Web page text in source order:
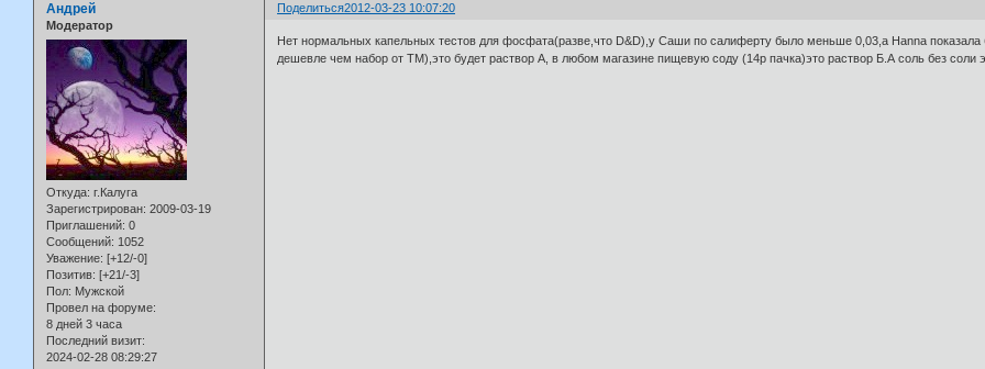
Поделиться2012-03-23 10:07:20
Андрей
Модератор
Откуда: г.Калуга
Зарегистрирован: 2009-03-19
Приглашений: 0
Сообщений: 1052
Уважение: [+12/-0]
Позитив: [+21/-3]
Пол: Мужской
Провел на форуме:
8 дней 3 часа
Последний визит:
2024-02-28 08:29:27
Нет нормальных капельных тестов для фосфата(разве,что D&D),у Саши по салиферту было меньше 0,03,а Hanna
дешевле чем набор от ТМ),это будет раствор А, в любом магазине пищевую соду (14р пачка)это раствор Б.А соль без соли